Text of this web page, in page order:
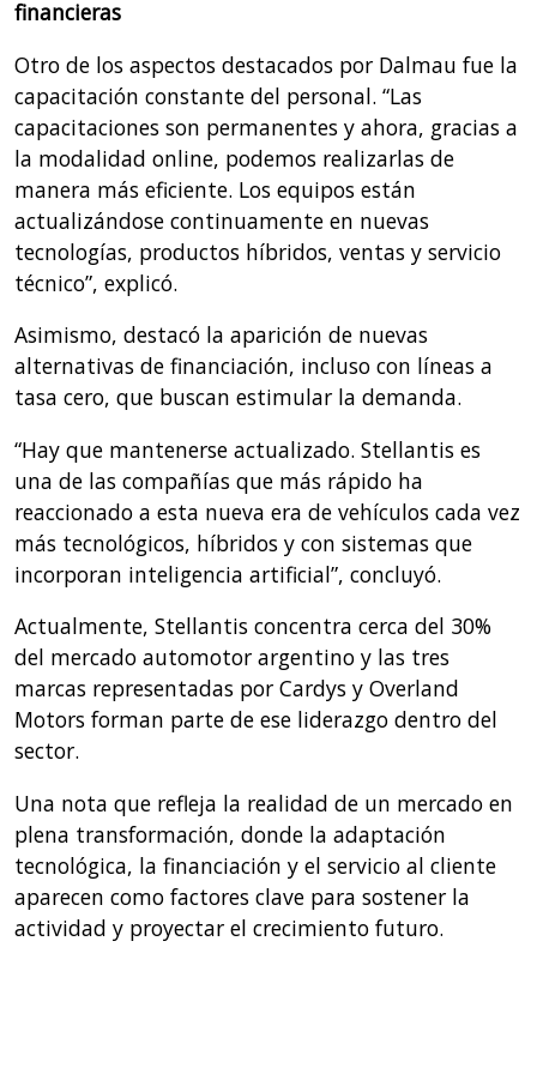
financieras
Otro de los aspectos destacados por Dalmau fue la
capacitación constante del personal. “Las
capacitaciones son permanentes y ahora, gracias a
la modalidad online, podemos realizarlas de
manera más eficiente. Los equipos están
actualizándose continuamente en nuevas
tecnologías, productos híbridos, ventas y servicio
técnico”, explicó.
Asimismo, destacó la aparición de nuevas
alternativas de financiación, incluso con líneas a
tasa cero, que buscan estimular la demanda.
“Hay que mantenerse actualizado. Stellantis es
una de las compañías que más rápido ha
reaccionado a esta nueva era de vehículos cada vez
más tecnológicos, híbridos y con sistemas que
incorporan inteligencia artificial”, concluyó.
Actualmente, Stellantis concentra cerca del 30%
del mercado automotor argentino y las tres
marcas representadas por Cardys y Overland
Motors forman parte de ese liderazgo dentro del
sector.
Una nota que refleja la realidad de un mercado en
plena transformación, donde la adaptación
tecnológica, la financiación y el servicio al cliente
aparecen como factores clave para sostener la
actividad y proyectar el crecimiento futuro.